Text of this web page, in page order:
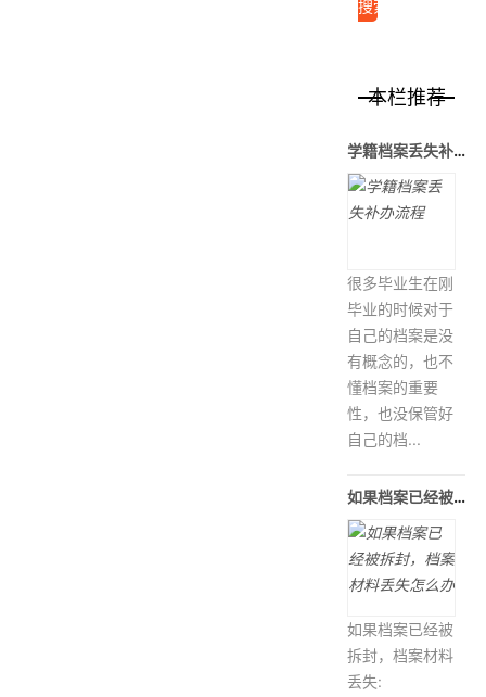
本栏推荐
学籍档案丢失补办流程
很多毕业生在刚
毕业的时候对于
自己的档案是没
有概念的，也不
懂档案的重要
性，也没保管好
自己的档...
如果档案已经被拆封，档案材料丢失怎么办
如果档案已经被
拆封，档案材料
丢失: